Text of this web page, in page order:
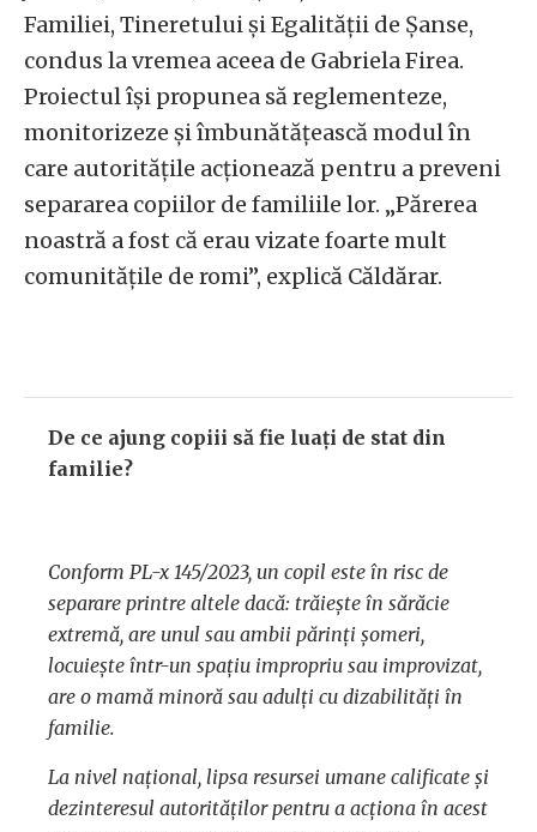
Familiei, Tineretului și Egalității de Șanse,
condus la vremea aceea de Gabriela Firea.
Proiectul își propunea să reglementeze,
monitorizeze și îmbunătățească modul în
care autoritățile acționează pentru a preveni
separarea copiilor de familiile lor. „Părerea
noastră a fost că erau vizate foarte mult
comunitățile de romi”, explică Căldărar.
De ce ajung copiii să fie luați de stat din
familie?
Conform PL-x 145/2023, un copil este în risc de
separare printre altele dacă: trăiește în sărăcie
extremă, are unul sau ambii părinți șomeri,
locuiește într-un spațiu impropriu sau improvizat,
are o mamă minoră sau adulți cu dizabilități în
familie.
La nivel național, lipsa resursei umane calificate și
dezinteresul autorităților pentru a acționa în acest